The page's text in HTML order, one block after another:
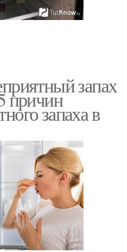
запах
причин
запаха в